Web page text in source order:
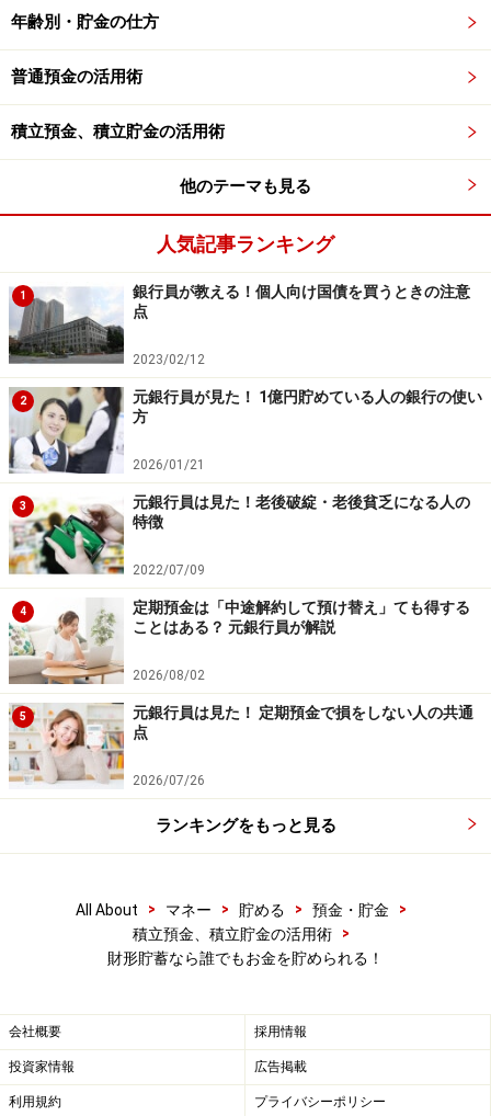
いと加入できないこと。しかし、そんな場合も勤務先に
しょう。独自の社内預金や組合の積立制度など、財形貯
蓄でなくても有利な貯蓄制度を導入していることがあり
ます。
貯められない人にとって、給与天引きは「知らないうち
があるのなら活用しない手はありません。
勤務先に給与天引きの貯蓄制度がない人や給与所得者で
ない人も、自動積立定期預金など給与天引きに準じるシ
ステムを利用して確実に貯める仕組みを作りましょう。
【関連記事をチェック！】
自動積立定期預金で確実に貯める！おすすめ銀行3つと
は？【2023年最新】
10年で1000万円貯める！を確実にする3つのルール
い。
本記事の内容は一般的な情報提供を目的としており、特定の金融
商品や投資行動を推奨するものではありません。
投資や資産運用に関する最終的なご判断はご自身の責任において
行ってください。
掲載情報の正確性・完全性については十分に配慮しております
が、その内容を保証するものではなく、これに基づく損失・損害
などについて当社は一切の責任を負いません。
最新の情報や詳細については、必ず各金融機関やサービス提供者
の公式情報をご確認ください。
【編集部からのお知らせ】
・「家計」について、アンケート（2026/8/31まで）を実施
※抽選で20名にAmazonギフト券1000円分プレゼント
※謝礼付きの限定アンケートやモニター企画に参加が可能に
年齢別・貯金の仕方
普通預金の活用術
積立預金、積立貯金の活用術
他のテーマも見る
人気記事ランキング
1
銀行員が教える！個人向け国債を買うときの注意
点
2023/02/12
2
元銀行員が見た！ 1億円貯めている人の銀行の使い
方
2026/01/21
3
元銀行員は見た！老後破綻・老後貧乏になる人の
特徴
2022/07/09
4
定期預金は「中途解約して預け替え」ても得する
ことはある？ 元銀行員が解説
2026/08/02
5
元銀行員は見た！ 定期預金で損をしない人の共通
点
2026/07/26
ランキングをもっと見る
All About > マネー > 貯める > 預金・貯金
>
積立預金、積立貯金の活用術
>
財形貯蓄なら誰でもお金を貯められる！
会社概要 採用情報
投資家情報 広告掲載
利用規約 プライバシーポリシー